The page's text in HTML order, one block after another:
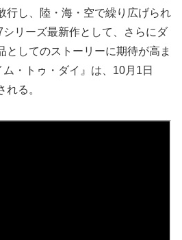
行し、陸・海・空で繰り広げられ
リーズ最新作として、さらにダ
としてのストーリーに期待が高ま
・トゥ・ダイ』は、10月1日
れる。